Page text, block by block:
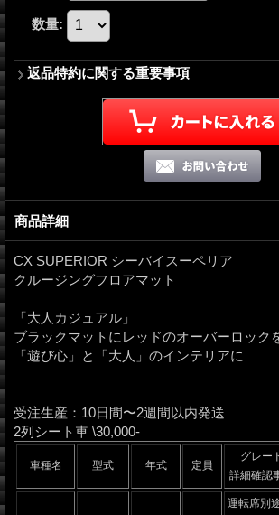
数量:
返品特約に関する重要事項
商品詳細
CX SUPERIOR シーバイスーペリア
クルージングフロアマット
「大人カジュアル」
ブラックマットにレッドのオーバーロック
「遊び心」と「大人」のインテリアに
受注生産：10日間〜2週間以内発送
2列シート車 \30,000-
車種名 型式 年式 定員
グレー
詳細確認
運転席別